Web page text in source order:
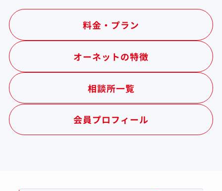
料金・プラン
オーネットの特徴
相談所一覧
会員プロフィール